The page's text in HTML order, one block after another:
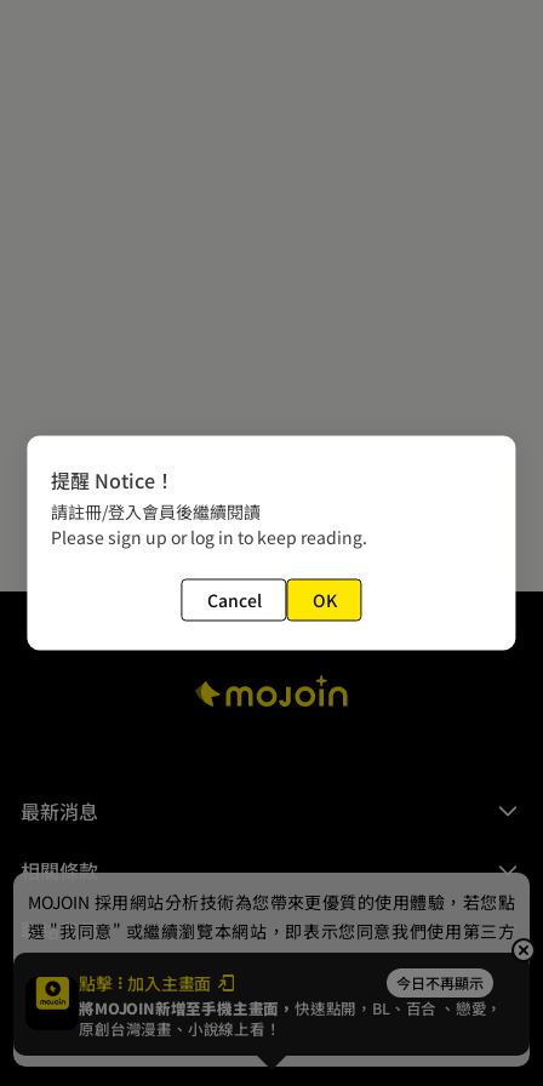
最新消息
相關條款
聯絡我們
© 2024 gamania Digital Entertainment Co., Ltd.
點擊 加入主畫面 今日不再顯示
將MOJOIN新增至手機主畫面，快速點開，BL、 百合 、戀愛，
原創台灣漫畫、小說線上看！
MOJOIN 採用網站分析技術為您帶來更優質的使用體驗，若您點
選 "我同意" 或繼續瀏覽本網站，即表示您同意我們使用第三方
Cookie，欲瞭解更多資訊請見隱私權政策。
我同意
提醒 Notice！
請註冊/登入會員後繼續閱讀
Please sign up or log in to keep reading.
Cancel OK